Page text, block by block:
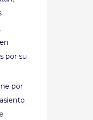
por su
por